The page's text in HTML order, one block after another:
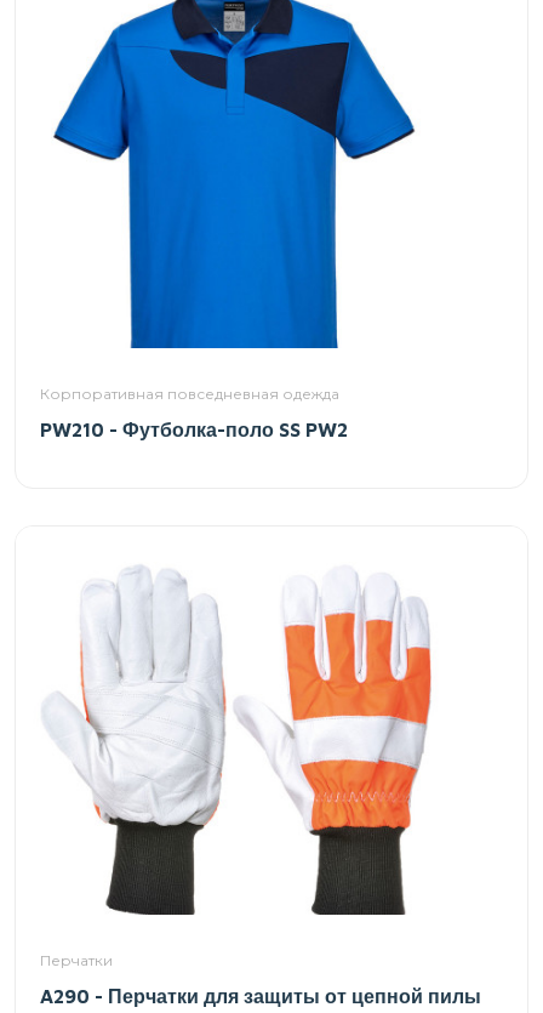
Корпоративная повседневная одежда
PW210 - Футболка-поло SS PW2
Перчатки
A290 - Перчатки для защиты от цепной пилы